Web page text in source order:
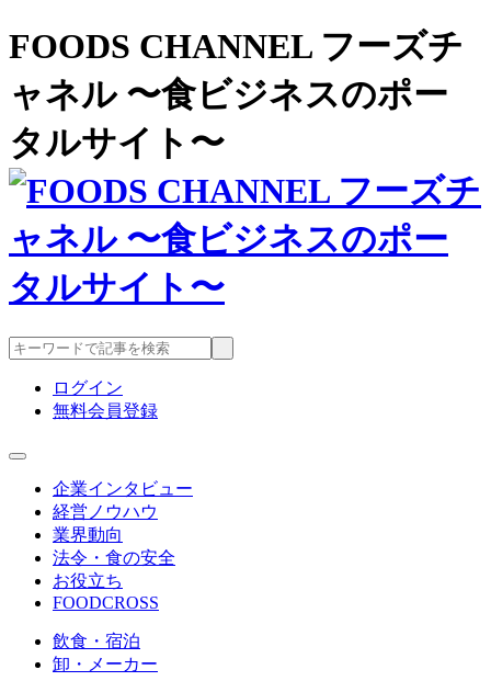
FOODS CHANNEL フーズチ
ャネル 〜食ビジネスのポー
タルサイト〜
ログイン
無料会員登録
企業インタビュー
経営ノウハウ
業界動向
法令・食の安全
お役立ち
FOODCROSS
飲食・宿泊
卸・メーカー